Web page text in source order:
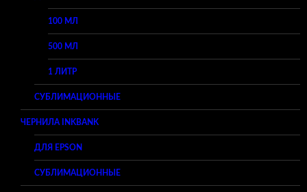
100 МЛ
500 МЛ
1 ЛИТР
СУБЛИМАЦИОННЫЕ
ЧЕРНИЛА INKBANK
ДЛЯ EPSON
СУБЛИМАЦИОННЫЕ